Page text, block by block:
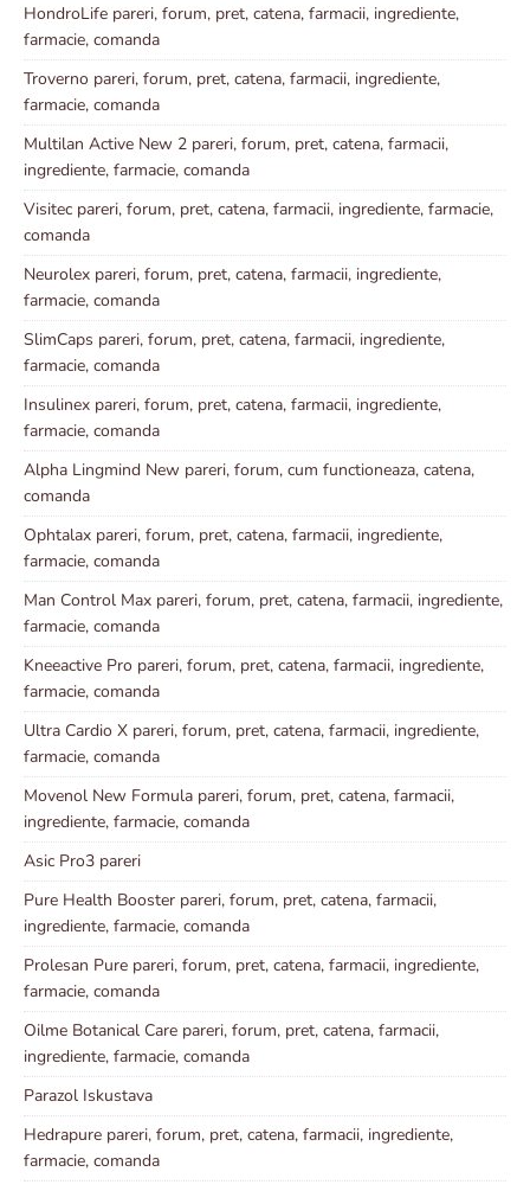
HondroLife pareri, forum, pret, catena, farmacii, ingrediente,
farmacie, comanda
Troverno pareri, forum, pret, catena, farmacii, ingrediente,
farmacie, comanda
Multilan Active New 2 pareri, forum, pret, catena, farmacii,
ingrediente, farmacie, comanda
Visitec pareri, forum, pret, catena, farmacii, ingrediente, farmacie,
comanda
Neurolex pareri, forum, pret, catena, farmacii, ingrediente,
farmacie, comanda
SlimCaps pareri, forum, pret, catena, farmacii, ingrediente,
farmacie, comanda
Insulinex pareri, forum, pret, catena, farmacii, ingrediente,
farmacie, comanda
Alpha Lingmind New pareri, forum, cum functioneaza, catena,
comanda
Ophtalax pareri, forum, pret, catena, farmacii, ingrediente,
farmacie, comanda
Man Control Max pareri, forum, pret, catena, farmacii, ingrediente,
farmacie, comanda
Kneeactive Pro pareri, forum, pret, catena, farmacii, ingrediente,
farmacie, comanda
Ultra Cardio X pareri, forum, pret, catena, farmacii, ingrediente,
farmacie, comanda
Movenol New Formula pareri, forum, pret, catena, farmacii,
ingrediente, farmacie, comanda
Asic Pro3 pareri
Pure Health Booster pareri, forum, pret, catena, farmacii,
ingrediente, farmacie, comanda
Prolesan Pure pareri, forum, pret, catena, farmacii, ingrediente,
farmacie, comanda
Oilme Botanical Care pareri, forum, pret, catena, farmacii,
ingrediente, farmacie, comanda
Parazol Iskustava
Hedrapure pareri, forum, pret, catena, farmacii, ingrediente,
farmacie, comanda